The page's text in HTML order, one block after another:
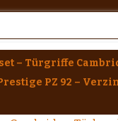
– Türgriffe
PZ 92 –